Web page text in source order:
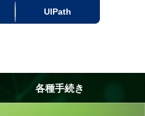
UlPath
各種手続き